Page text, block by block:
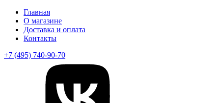
Главная
О магазине
Доставка и оплата
Контакты
+7 (495) 740-90-70